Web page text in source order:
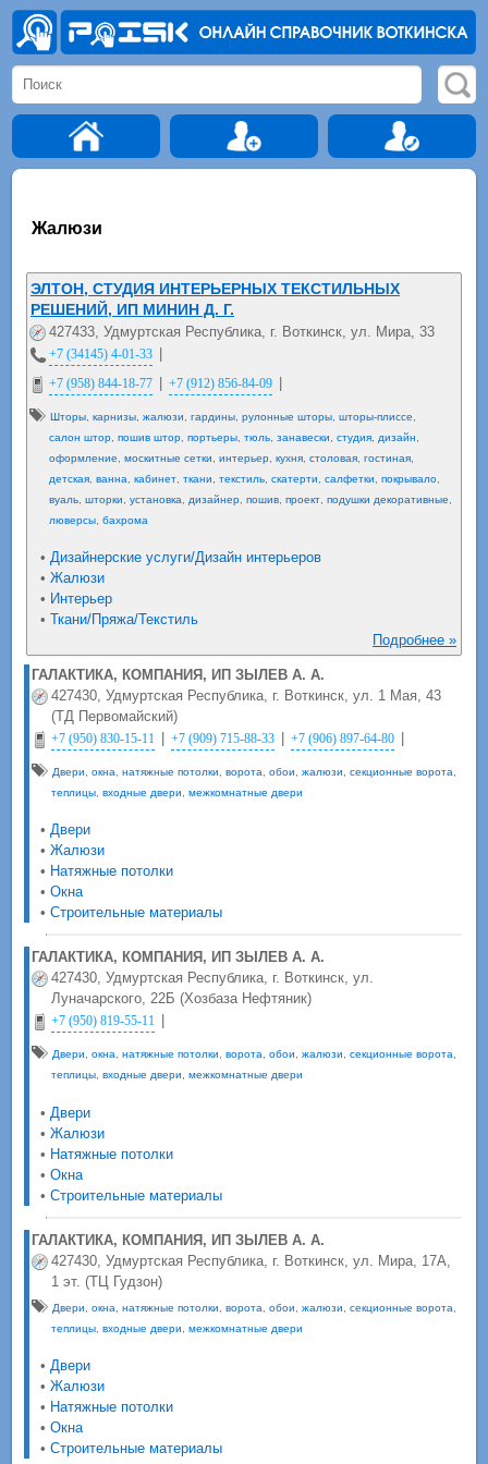
Жалюзи
ЭЛТОН, СТУДИЯ ИНТЕРЬЕРНЫХ ТЕКСТИЛЬНЫХ
РЕШЕНИЙ, ИП МИНИН Д. Г.
427433, Удмуртская Республика, г. Воткинск, ул. Мира, 33
+7 (34145) 4-01-33 |
+7 (958) 844-18-77 | +7 (912) 856-84-09 |
Шторы, карнизы, жалюзи гардины, рулонные шторы, шторы-плиссе
салон штор, пошив штор, портьеры, тюль, занавески студия, дизайн
оформление
москитные сетки интерьер, кухня, столовая, гостиная,
детская, ванна кабинет, ткани текстиль, скатерти салфетки покрывало,
вуаль, шторки установка дизайнер, пошив, проект, подушки декоративные
люверсы, бахрома
• Дизайнерские услуги/Дизайн интерьеров
• Жалюзи
• Интерьер
• Ткани/Пряжа/Текстиль
Подробнее »
ГАЛАКТИКА, КОМПАНИЯ, ИП ЗЫЛЕВ А. А.
427430, Удмуртская Республика, г. Воткинск, ул. 1 Мая, 43
(ТД Первомайский)
+7 (950) 830-15-11 +7 (909) 715-88-33 +7 (906) 897-64-80
Двери окна натяжные потолки ворота обои жалюзи секционные ворота
теплицы, входные двери межкомнатные двери
• Двери
• Жалюзи
• Натяжные потолки
• Окна
• Строительные материалы
ГАЛАКТИКА, КОМПАНИЯ, ИП ЗЫЛЕВ А. А.
427430, Удмуртская Республика, г. Воткинск, ул.
Луначарского, 22Б (Хозбаза Нефтяник)
+7 (950) 819-55-11
Двери, окна, натяжные потолки, ворота, обои, жалюзи, секционные ворота,
теплицы, входные двери, межкомнатные двери
• Двери
• Жалюзи
• Натяжные потолки
• Окна
• Строительные материалы
ГАЛАКТИКА, КОМПАНИЯ, ИП ЗЫЛЕВ А. А.
427430, Удмуртская Республика, г. Воткинск, ул. Мира, 17А,
1 эт. (ТЦ Гудзон)
Двери окна натяжные потолки ворота обои жалюзи секционные ворота
теплицы, входные двери межкомнатные двери
• Двери
• Жалюзи
• Натяжные потолки
• Окна
• Строительные материалы